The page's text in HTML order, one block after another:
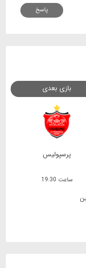
پاسخ
بازی بعدی
پرسپولیس
ساعت 19:30